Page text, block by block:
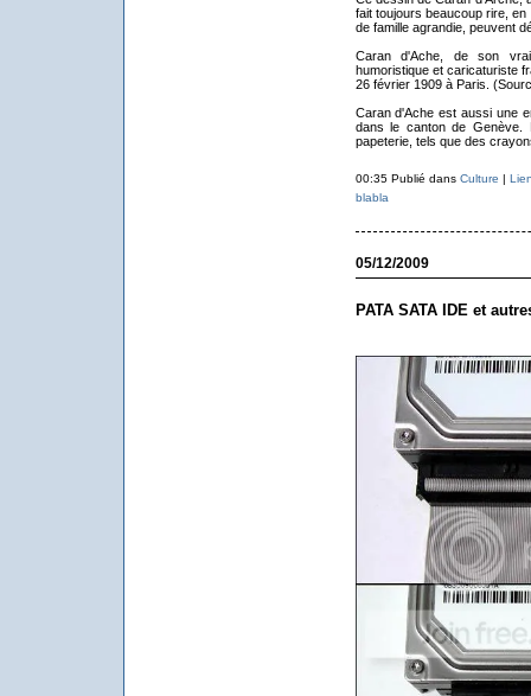
fait toujours beaucoup rire,
de famille agrandie, peuvent
Caran d'Ache, de son
humoristique et caricaturiste
26 février 1909 à Paris.
Caran d'Ache est aussi une
dans le canton de Genève.
papeterie, tels que des
00:35 Publié dans Culture |
blabla
05/12/2009
PATA SATA IDE et